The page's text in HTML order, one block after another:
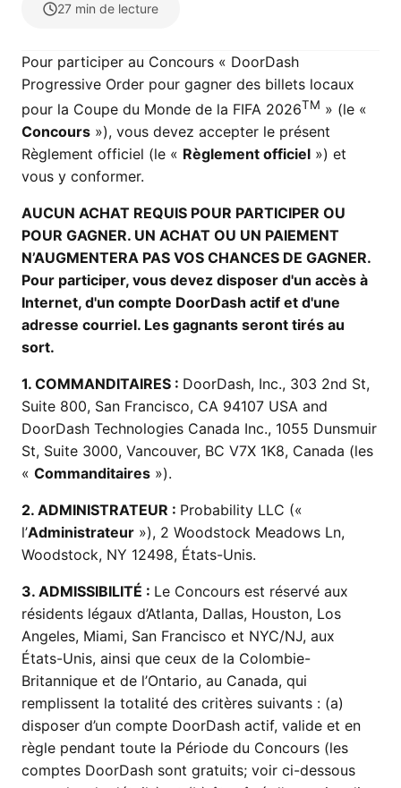
27 min de lecture
Pour participer au Concours « DoorDash
Progressive Order pour gagner des billets locaux
pour la Coupe du Monde de la FIFA 2026TM » (le «
Concours »), vous devez accepter le présent
Règlement officiel (le « Règlement officiel ») et
vous y conformer.
AUCUN ACHAT REQUIS POUR PARTICIPER OU
POUR GAGNER. UN ACHAT OU UN PAIEMENT
N’AUGMENTERA PAS VOS CHANCES DE GAGNER.
Pour participer, vous devez disposer d'un accès à
Internet, d'un compte DoorDash actif et d'une
adresse courriel. Les gagnants seront tirés au
sort.
1. COMMANDITAIRES : DoorDash, Inc., 303 2nd St,
Suite 800, San Francisco, CA 94107 USA and
DoorDash Technologies Canada Inc., 1055 Dunsmuir
St, Suite 3000, Vancouver, BC V7X 1K8, Canada (les
« Commanditaires »).
2. ADMINISTRATEUR : Probability LLC («
l’Administrateur »), 2 Woodstock Meadows Ln,
Woodstock, NY 12498, États-Unis.
3. ADMISSIBILITÉ : Le Concours est réservé aux
résidents légaux d’Atlanta, Dallas, Houston, Los
Angeles, Miami, San Francisco et NYC/NJ, aux
États-Unis, ainsi que ceux de la Colombie-
Britannique et de l’Ontario, au Canada, qui
remplissent la totalité des critères suivants : (a)
disposer d’un compte DoorDash actif, valide et en
règle pendant toute la Période du Concours (les
comptes DoorDash sont gratuits; voir ci-dessous